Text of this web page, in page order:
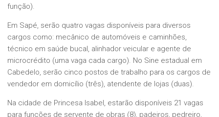
função).
Em Sapé, serão quatro vagas disponíveis para diversos
cargos como: mecânico de automóveis e caminhões,
técnico em saúde bucal, alinhador veicular e agente de
microcrédito (uma vaga cada cargo). No Sine estadual em
Cabedelo, serão cinco postos de trabalho para os cargos de
vendedor em domicílio (três), atendente de lojas (duas).
Na cidade de Princesa Isabel, estarão disponíveis 21 vagas
para funções de servente de obras (8), padeiros, pedreiro,